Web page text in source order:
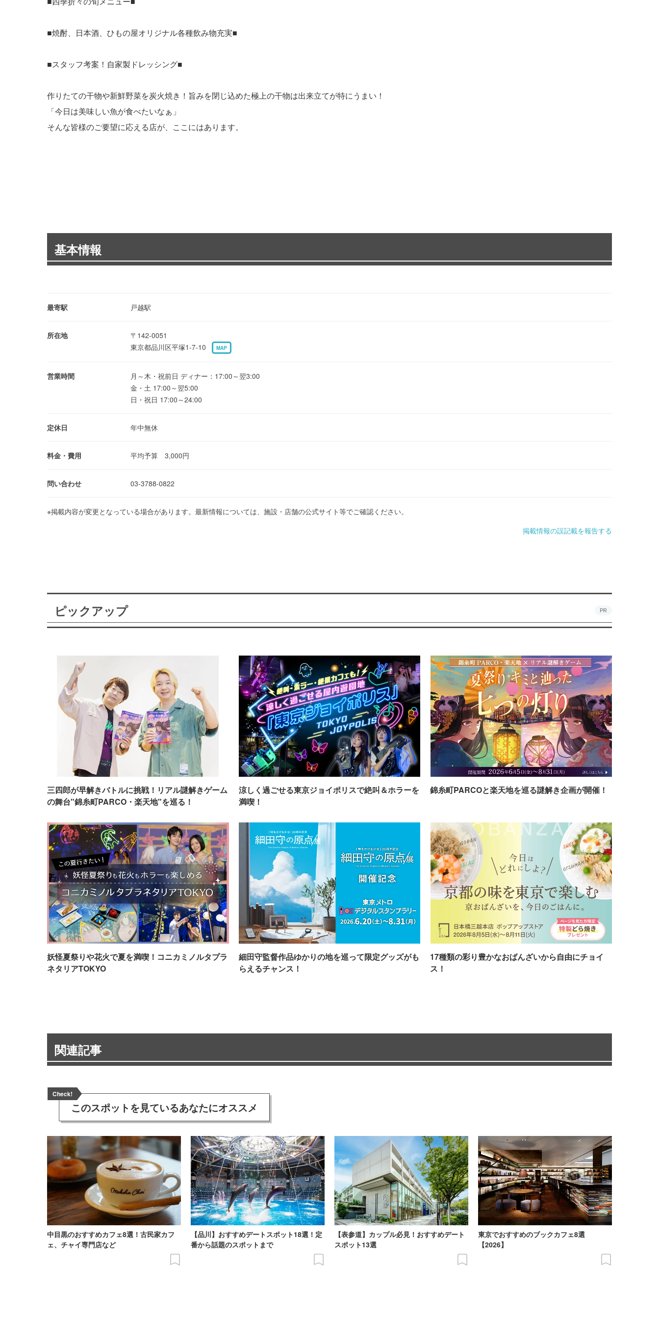
■焼酎、日本酒、ひもの屋オリジナル各種飲み物充実■
■スタッフ考案！自家製ドレッシング■
作りたての干物や新鮮野菜を炭火焼き！旨みを閉じ込めた極上の干物は出来立てが特にうまい！
「今日は美味しい魚が食べたいなぁ」
そんな皆様のご要望に応える店が、ここにはあります。
基本情報
最寄駅 戸越駅
所在地
〒142-0051
東京都品川区平塚1-7-10
MAP
営業時間
月～木・祝前日 ディナー：17:00～翌3:00
金・土 17:00～翌5:00
日・祝日 17:00～24:00
定休日 年中無休
料金・費用 平均予算 3,000円
問い合わせ 03-3788-0822
※掲載内容が変更となっている場合があります。最新情報については、施設・店舗の公式サイト等でご確認ください。
掲載情報の誤記載を報告する
ピックアップ PR
三四郎が早解きバトルに挑戦！リアル謎解きゲーム
の舞台"錦糸町PARCO・楽天地"を巡る！
涼しく過ごせる東京ジョイポリスで絶叫＆ホラーを
満喫！
錦糸町PARCOと楽天地を巡る謎解き企画が開催！
妖怪夏祭りや花火で夏を満喫！コニカミノルタプラ
ネタリアTOKYO
細田守監督作品ゆかりの地を巡って限定グッズがも
らえるチャンス！
17種類の彩り豊かなおばんざいから自由にチョイ
ス！
関連記事
Check!
このスポットを見ているあなたにオススメ
中目黒のおすすめカフェ8選！古民家カフ
ェ、チャイ専門店など
【品川】おすすめデートスポット18選！定
番から話題のスポットまで
【表参道】カップル必見！おすすめデート
スポット13選
東京でおすすめのブックカフェ8選
【2026】